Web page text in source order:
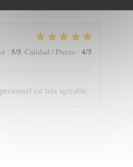
: 5/5 Calidad / Precio : 4/5
est très agréable.